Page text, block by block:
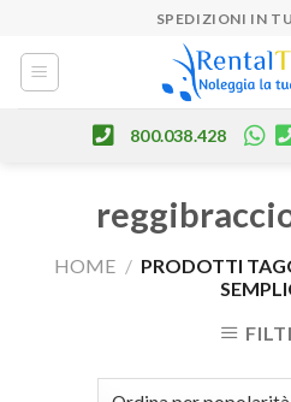
content
SPEDIZIONI IN
800.038.428
HOME / PRODOTTI